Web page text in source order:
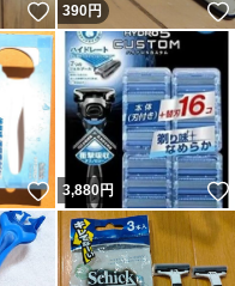
いいね！
390円
いいね！
3,880円